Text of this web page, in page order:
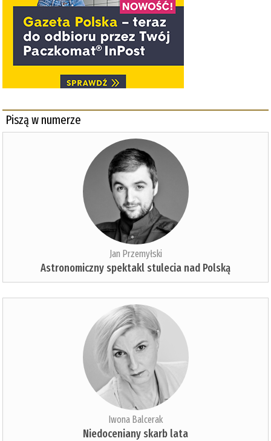
Piszą w numerze
Jan Przemyłski
Astronomiczny spektakl stulecia nad Polską
Iwona Balcerak
Niedoceniany skarb lata